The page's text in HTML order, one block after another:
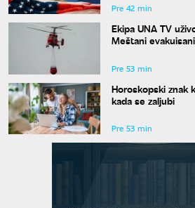
Pre 42 min
Ekipa UNA TV
Meštani
Pre 53 min
Horoskopski znak
kada se zaljubi
Pre 53 min